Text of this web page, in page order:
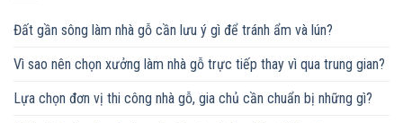
Đất gần sông làm nhà gỗ cần lưu ý gì để tránh ẩm và lún?
Vì sao nên chọn xưởng làm nhà gỗ trực tiếp thay vì qua trung gian?
Lựa chọn đơn vị thi công nhà gỗ, gia chủ cần chuẩn bị những gì?